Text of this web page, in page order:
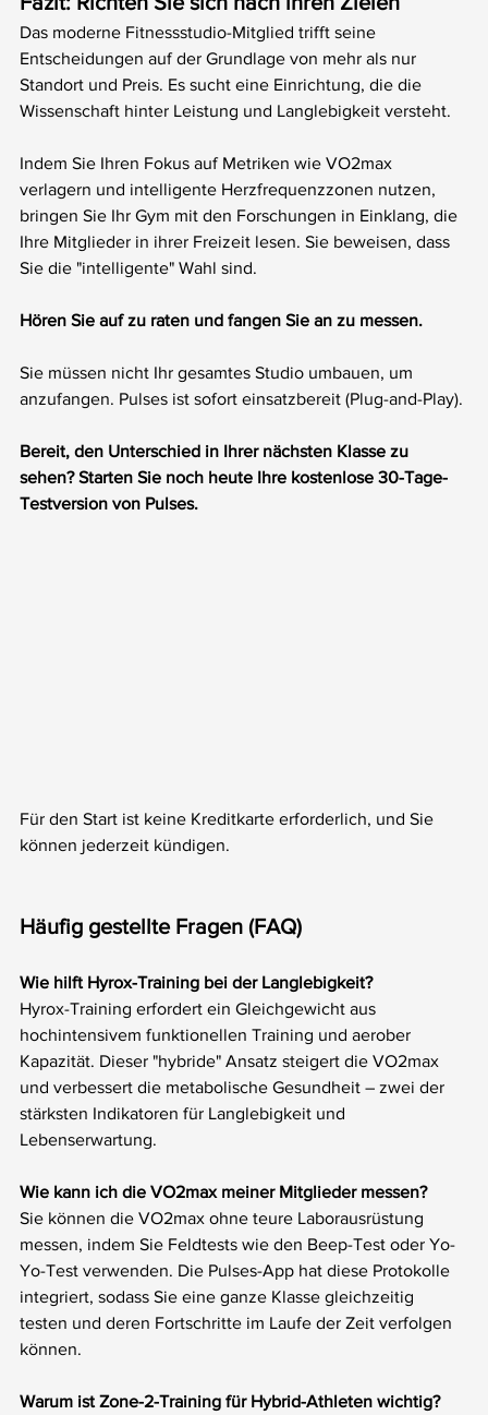
Das moderne Fitnessstudio-Mitglied trifft seine
Entscheidungen auf der Grundlage von mehr als nur
Standort und Preis. Es sucht eine Einrichtung, die die
Wissenschaft hinter Leistung und Langlebigkeit versteht.
Indem Sie Ihren Fokus auf Metriken wie VO2max
verlagern und intelligente Herzfrequenzzonen nutzen,
bringen Sie Ihr Gym mit den Forschungen in Einklang, die
Ihre Mitglieder in ihrer Freizeit lesen. Sie beweisen, dass
Sie die "intelligente" Wahl sind.
Hören Sie auf zu raten und fangen Sie an zu messen.
Sie müssen nicht Ihr gesamtes Studio umbauen, um
anzufangen. Pulses ist sofort einsatzbereit (Plug-and-Play).
Bereit, den Unterschied in Ihrer nächsten Klasse zu
sehen? Starten Sie noch heute Ihre kostenlose 30-Tage-
Testversion von Pulses.
Für den Start ist keine Kreditkarte erforderlich, und Sie
können jederzeit kündigen.
Häufig gestellte Fragen (FAQ)
Wie hilft Hyrox-Training bei der Langlebigkeit?
Hyrox-Training erfordert ein Gleichgewicht aus
hochintensivem funktionellen Training und aerober
Kapazität. Dieser "hybride" Ansatz steigert die VO2max
und verbessert die metabolische Gesundheit – zwei der
stärksten Indikatoren für Langlebigkeit und
Lebenserwartung.
Wie kann ich die VO2max meiner Mitglieder messen?
Sie können die VO2max ohne teure Laborausrüstung
messen, indem Sie Feldtests wie den Beep-Test oder Yo-
Yo-Test verwenden. Die Pulses-App hat diese Protokolle
integriert, sodass Sie eine ganze Klasse gleichzeitig
testen und deren Fortschritte im Laufe der Zeit verfolgen
können.
Warum ist Zone-2-Training für Hybrid-Athleten wichtig?